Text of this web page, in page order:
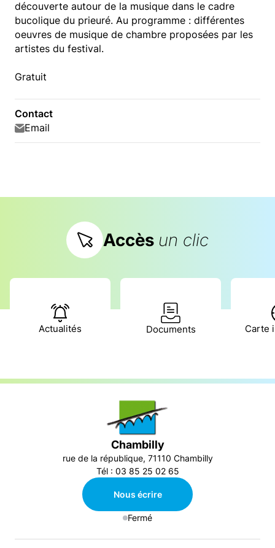
découverte autour de la musique dans le cadre
bucolique du prieuré. Au programme : différentes
oeuvres de musique de chambre proposées par les
artistes du festival.
Gratuit
Contact
Email
Accès un clic
Actualités Documents Carte
Chambilly
rue de la république, 71110 Chambilly
Tél : 03 85 25 02 65
Nous écrire
Fermé